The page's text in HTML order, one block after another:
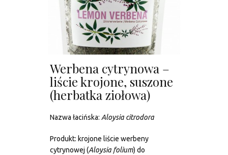
Werbena cytrynowa –
liście krojone, suszone
(herbatka ziołowa)
Nazwa łacińska: Aloysia citrodora
Produkt: krojone liście werbeny
cytrynowej (Aloysia folium) do